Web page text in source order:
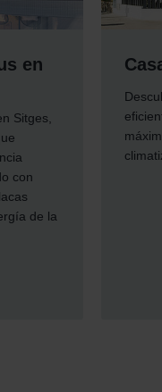
en
Sitges,
con
de la